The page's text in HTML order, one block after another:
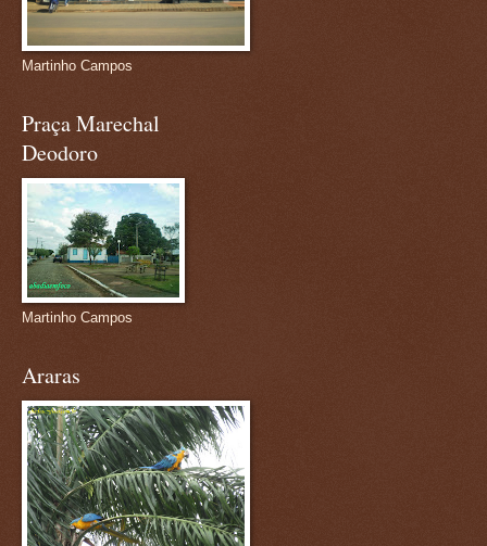
Martinho Campos
Praça Marechal
Deodoro
Martinho Campos
Araras